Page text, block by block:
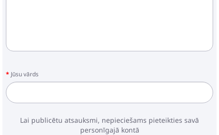
Jūsu vārds
Lai publicētu atsauksmi, nepieciešams pieteikties savā
personīgajā kontā